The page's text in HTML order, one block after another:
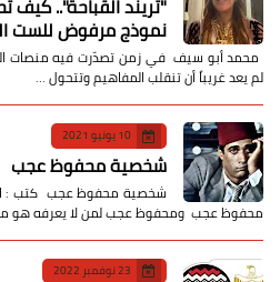
​"تريند القباحة".. كيف
نموذج مرفوض للست
محمد أبو سيف ​في زمن تصدّرت فيه منصات
لم يعد غريباً أن تنقلب المفاهيم وتتحول …
10 يونيو 2021
شخصية محفوظ عجب
شخصية محفوظ عجب كتب :
محفوظ عجب ومحفوظ عجب لمن لا يعرفه هو من
23 نوفمبر 2022